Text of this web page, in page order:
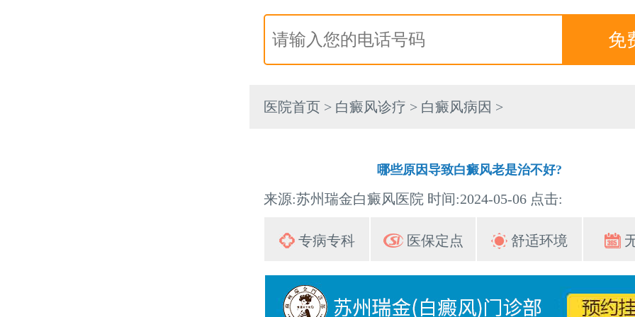
医院首页 > 白癜风诊疗 > 白癜风病因 >
哪些原因导致白癜风老是治不好?
来源:苏州瑞金白癜风医院 时间:2024-05-06 点击:
专病专科 医保定点 舒适环境